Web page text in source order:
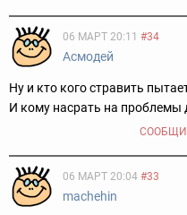
06 МАРТ 20:11 #34
Асмодей
Ну и кто кого стравить
И кому насрать на проблемы
06 МАРТ 20:04 #33
machehin